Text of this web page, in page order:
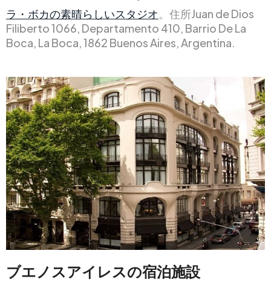
ラ・ボカの素晴らしいスタジオ。住所Juan de Dios
Filiberto 1066, Departamento 410, Barrio De La
Boca, La Boca, 1862 Buenos Aires, Argentina.
ブエノスアイレスの宿泊施設